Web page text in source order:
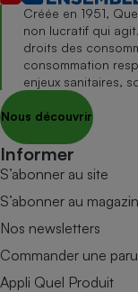
Créée en 1951,
non lucratif qui
droits des
consommation
enjeux sanitaires,
Nous découvrir
Informer
S’abonner au site
S’abonner au
Nos newsletters
Commander une
Appli Quel Produit